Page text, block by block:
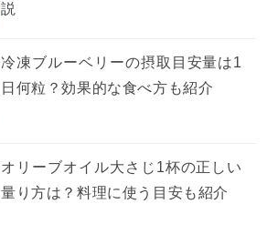
説
冷凍ブルーベリーの摂取目安量は1
日何粒？効果的な食べ方も紹介
オリーブオイル大さじ1杯の正しい
量り方は？料理に使う目安も紹介